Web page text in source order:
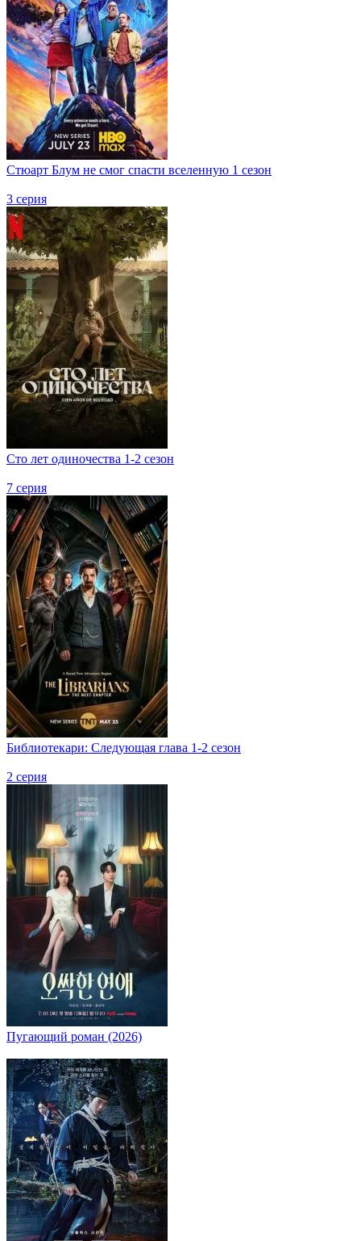
Стюарт Блум не смог спасти вселенную 1 сезон
3 серия
Сто лет одиночества 1-2 сезон
7 серия
Библиотекари: Следующая глава 1-2 сезон
2 серия
Пугающий роман (2026)